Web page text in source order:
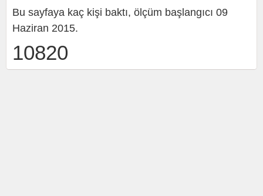
Bu sayfaya kaç kişi baktı, ölçüm başlangıcı 09
Haziran 2015.
10820